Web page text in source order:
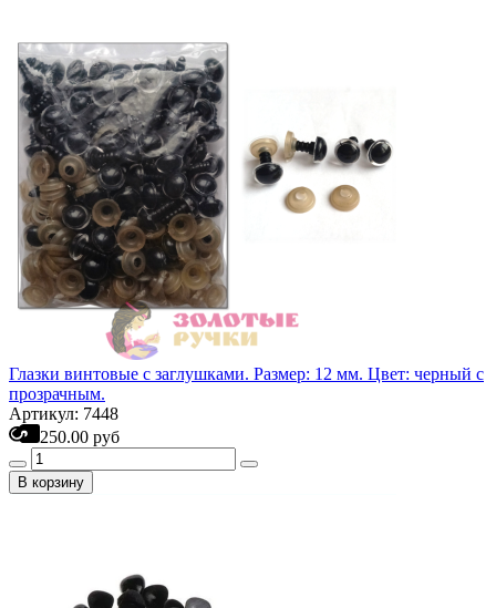
Глазки винтовые с заглушками. Размер: 12 мм. Цвет: черный с
прозрачным.
Артикул: 7448
250.00 руб
В корзину